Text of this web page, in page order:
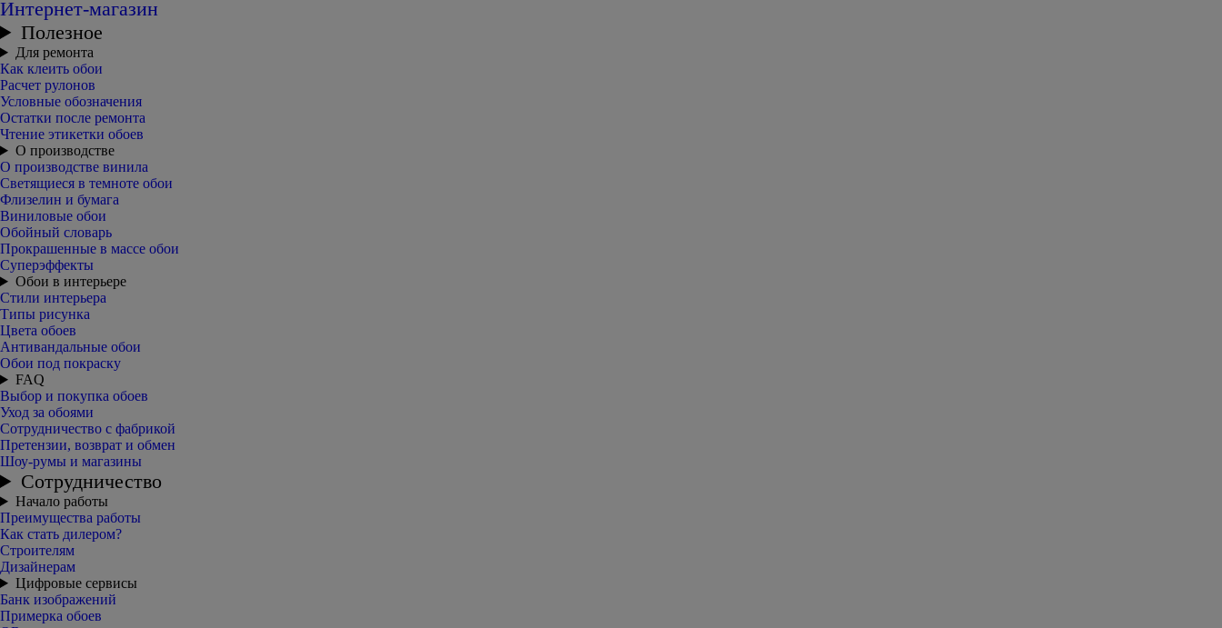
Интернет-магазин
Полезное
Для ремонта
Как клеить обои
Расчет рулонов
Условные обозначения
Остатки после ремонта
Чтение этикетки обоев
О производстве
О производстве винила
Светящиеся в темноте обои
Флизелин и бумага
Виниловые обои
Обойный словарь
Прокрашенные в массе обои
Суперэффекты
Обои в интерьере
Стили интерьера
Типы рисунка
Цвета обоев
Антивандальные обои
Обои под покраску
FAQ
Выбор и покупка обоев
Уход за обоями
Сотрудничество с фабрикой
Претензии, возврат и обмен
Шоу-румы и магазины
Сотрудничество
Начало работы
Преимущества работы
Как стать дилером?
Строителям
Дизайнерам
Цифровые сервисы
Банк изображений
Примерка обоев